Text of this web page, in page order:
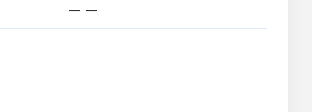
— —